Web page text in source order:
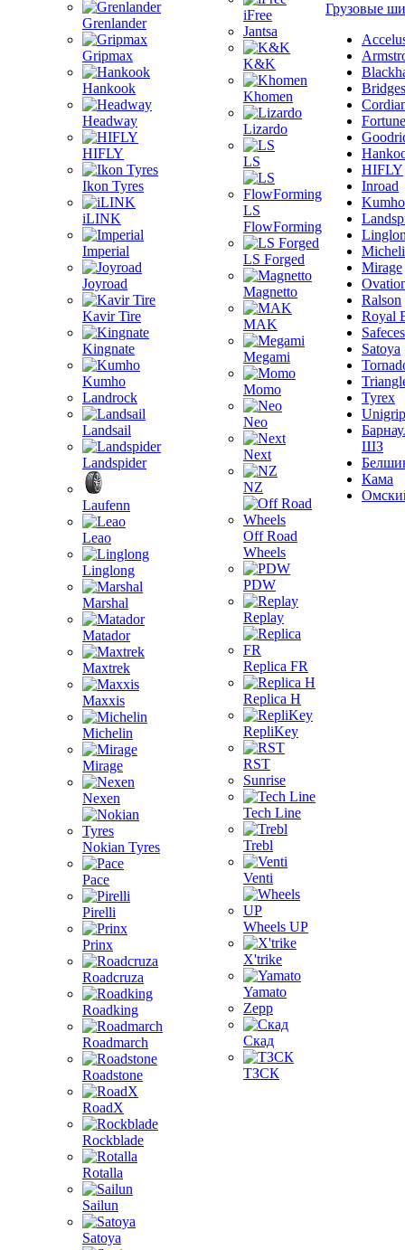
Grenlander
Gripmax
Hankook
Headway
HIFLY
Ikon Tyres
iLINK
Imperial
Joyroad
Kavir Tire
Kingnate
Kumho
Landrock
Landsail
Landspider
Laufenn
Leao
Linglong
Marshal
Matador
Maxtrek
Maxxis
Michelin
Mirage
Nexen
Nokian Tyres
Pace
Pirelli
Prinx
Roadcruza
Roadking
Roadmarch
Roadstone
RoadX
Rockblade
Rotalla
Sailun
Satoya
iFree
Jantsa
K&K
Khomen
Lizardo
LS
LS
FlowForming
LS Forged
Magnetto
MAK
Megami
Momo
Neo
Next
NZ
Off Road
Wheels
PDW
Replay
Replica FR
Replica H
RepliKey
RST
Sunrise
Tech Line
Trebl
Venti
Wheels UP
X'trike
Yamato
Zepp
Скад
ТЗСК
Грузовые
Fortune
HIFLY
Inroad
Kumho
Mirage
Ralson
Royal
Satoya
Tyrex
Unigrip
ШЗ
Кама